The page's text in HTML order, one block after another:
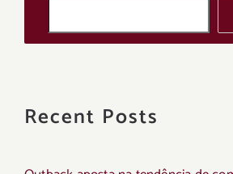
Recent Posts